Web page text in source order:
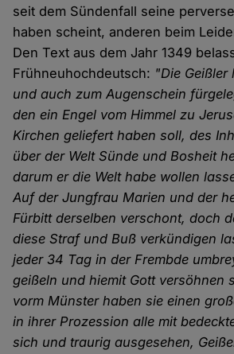
seit dem Sündenfall seine
haben scheint, anderen beim
Den Text aus dem Jahr 1349
Frühneuhochdeutsch: "Die Geißler
und auch zum Augenschein
den ein Engel vom Himmel zu
Kirchen geliefert haben soll, des
über der Welt Sünde und Bosheit
darum er die Welt habe wollen
Auf der Jungfrau Marien und der
Fürbitt derselben verschont, doch
diese Straf und Buß verkündigen
jeder 34 Tag in der Frembde
geißeln und hiemit Gott versöhnen
vorm Münster haben sie einen
in ihrer Prozession alle mit
sich und traurig ausgesehen,